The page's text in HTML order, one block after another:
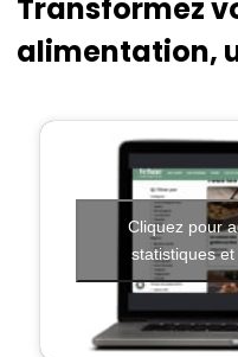
Transformez
alimentation,
Cliquez pour
statistiques